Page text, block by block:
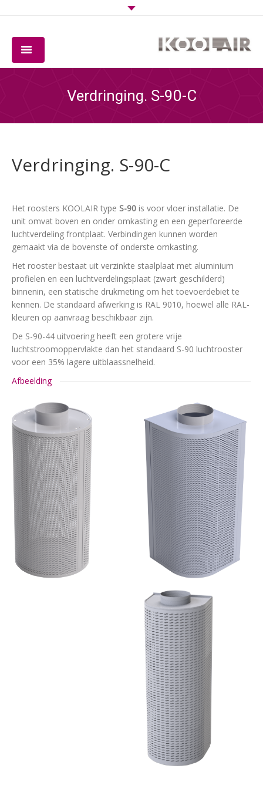
KWALITEIT
CONTACT
Verdringing. S-90-C
Verdringing. S-90-C
Het roosters KOOLAIR type S-90 is voor vloer installatie. De
unit omvat boven en onder omkasting en een geperforeerde
luchtverdeling frontplaat. Verbindingen kunnen worden
gemaakt via de bovenste of onderste omkasting.
Het rooster bestaat uit verzinkte staalplaat met aluminium
profielen en een luchtverdelingsplaat (zwart geschilderd)
binnenin, een statische drukmeting om het toevoerdebiet te
kennen. De standaard afwerking is RAL 9010, hoewel alle RAL-
kleuren op aanvraag beschikbaar zijn.
De S-90-44 uitvoering heeft een grotere vrije
luchtstroomoppervlakte dan het standaard S-90 luchtrooster
voor een 35% lagere uitblaassnelheid.
Afbeelding